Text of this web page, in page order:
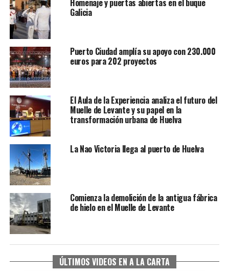
Galicia
Puerto Ciudad amplía su apoyo con 230.000
euros para 202 proyectos
El Aula de la Experiencia analiza el futuro del
Muelle de Levante y su papel en la
transformación urbana de Huelva
La Nao Victoria llega al puerto de Huelva
Comienza la demolición de la antigua fábrica
de hielo en el Muelle de Levante
ÚLTIMOS VIDEOS EN A LA CARTA